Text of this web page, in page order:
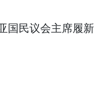
国民议会主席履新